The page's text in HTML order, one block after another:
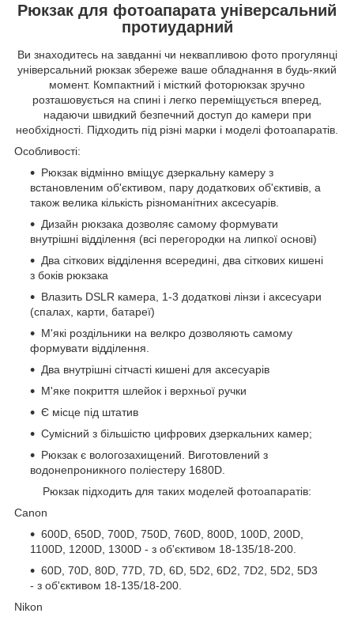
Рюкзак для фотоапарата універсальний
протиударний
Ви знаходитесь на завданні чи неквапливою фото прогулянці
універсальний рюкзак збереже ваше обладнання в будь-який
момент. Компактний і місткий фоторюкзак зручно
розташовується на спині і легко переміщується вперед,
надаючи швидкий безпечний доступ до камери при
необхідності. Підходить під різні марки і моделі фотоапаратів.
Особливості:
Рюкзак відмінно вміщує дзеркальну камеру з
встановленим об'єктивом, пару додаткових об'єктивів, а
також велика кількість різноманітних аксесуарів.
Дизайн рюкзака дозволяє самому формувати
внутрішні відділення (всі перегородки на липкої основі)
Два сіткових відділення всередині, два сіткових кишені
з боків рюкзака
Влазить DSLR камера, 1-3 додаткові лінзи і аксесуари
(спалах, карти, батареї)
М'які роздільники на велкро дозволяють самому
формувати відділення.
Два внутрішні сітчасті кишені для аксесуарів
М'яке покриття шлейок і верхньої ручки
Є місце під штатив
Сумісний з більшістю цифрових дзеркальних камер;
Рюкзак є вологозахищений. Виготовлений з
водонепроникного поліестеру 1680D.
Рюкзак підходить для таких моделей фотоапаратів:
Canon
600D, 650D, 700D, 750D, 760D, 800D, 100D, 200D,
1100D, 1200D, 1300D - з об'єктивом 18-135/18-200.
60D, 70D, 80D, 77D, 7D, 6D, 5D2, 6D2, 7D2, 5D2, 5D3
- з об'єктивом 18-135/18-200.
Nikon